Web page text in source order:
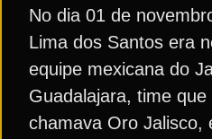
No dia 01 de
Lima dos Santos era
equipe mexicana do
Guadalajara, time
chamava Oro Jalisco,